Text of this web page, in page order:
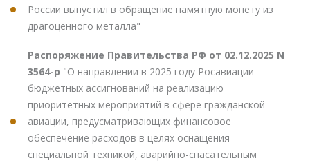
России выпустил в обращение памятную монету из
драгоценного металла"
Распоряжение Правительства РФ от 02.12.2025 N
3564-р "О направлении в 2025 году Росавиации
бюджетных ассигнований на реализацию
приоритетных мероприятий в сфере гражданской
авиации, предусматривающих финансовое
обеспечение расходов в целях оснащения
специальной техникой, аварийно-спасательным